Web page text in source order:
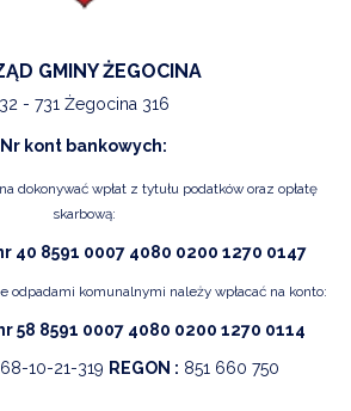
GMINY ŻEGOCINA
32 - 731 Żegocina 316
Nr kont bankowych:
dokonywać wpłat z tytułu podatków oraz opłatę
skarbową:
40 8591 0007 4080 0200 1270 0147
odpadami komunalnymi należy wpłacać na konto:
58 8591 0007 4080 0200 1270 0114
10-21-319 REGON : 851 660 750